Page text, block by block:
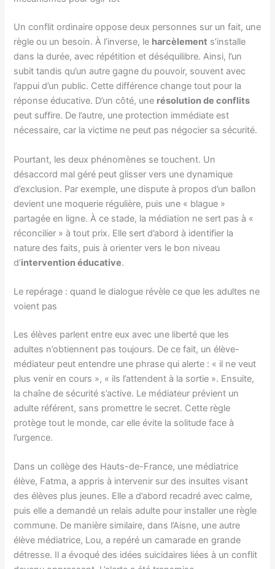
Un conflit ordinaire oppose deux personnes sur un fait, une
règle ou un besoin. À l’inverse, le harcèlement s’installe
dans la durée, avec répétition et déséquilibre. Ainsi, l’un
subit tandis qu’un autre gagne du pouvoir, souvent avec
l’appui d’un public. Cette différence change tout pour la
réponse éducative. D’un côté, une résolution de conflits
peut suffire. De l’autre, une protection immédiate est
nécessaire, car la victime ne peut pas négocier sa sécurité.
Pourtant, les deux phénomènes se touchent. Un
désaccord mal géré peut glisser vers une dynamique
d’exclusion. Par exemple, une dispute à propos d’un ballon
devient une moquerie régulière, puis une « blague »
partagée en ligne. À ce stade, la médiation ne sert pas à «
réconcilier » à tout prix. Elle sert d’abord à identifier la
nature des faits, puis à orienter vers le bon niveau
d’intervention éducative.
Le repérage : quand le dialogue révèle ce que les adultes ne
voient pas
Les élèves parlent entre eux avec une liberté que les
adultes n’obtiennent pas toujours. De ce fait, un élève-
médiateur peut entendre une phrase qui alerte : « il ne veut
plus venir en cours », « ils l’attendent à la sortie ». Ensuite,
la chaîne de sécurité s’active. Le médiateur prévient un
adulte référent, sans promettre le secret. Cette règle
protège tout le monde, car elle évite la solitude face à
l’urgence.
Dans un collège des Hauts-de-France, une médiatrice
élève, Fatma, a appris à intervenir sur des insultes visant
des élèves plus jeunes. Elle a d’abord recadré avec calme,
puis elle a demandé un relais adulte pour installer une règle
commune. De manière similaire, dans l’Aisne, une autre
élève médiatrice, Lou, a repéré un camarade en grande
détresse. Il a évoqué des idées suicidaires liées à un conflit